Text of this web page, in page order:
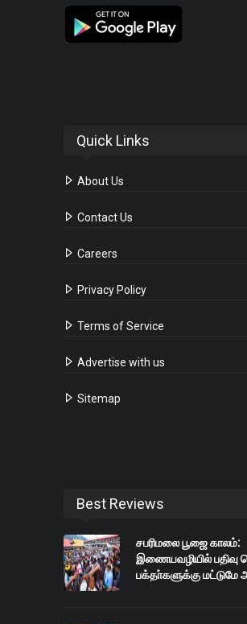
Quick Links
About Us
Contact Us
Careers
Privacy Policy
Terms of Service
Advertise with us
Sitemap
Best Reviews
சபரிமலை பூஜை காலம்:
இணையவழியில் பதிவு
பக்தா்களுக்கு மட்டுமே